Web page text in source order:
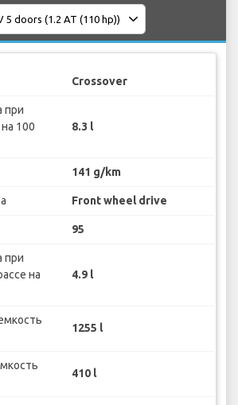
Crossover
при
100
8.3 l
141 g/km
Front wheel drive
95
при
на
4.9 l
1255 l
410 l